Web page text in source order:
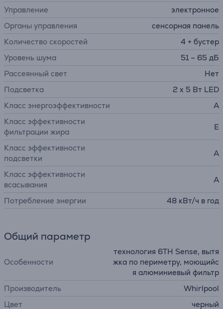
Управление
электронное
Органы управления
сенсорная панель
Количество скоростей
4 + бустер
Уровень шума
51 – 65 дБ
Рассеянный свет
Нет
Подсветка
2 x 5 Вт LED
Класс энергоэффективности
A
Класс эффективности
фильтрации жира
E
Класс эффективности
подсветки
A
Класс эффективности
всасывания
A
Потребление энергии 48 кВт/ч в год
Общий параметр
Особенности
технология 6TH Sense, вытя
жка по периметру, моющийс
я алюминиевый фильтр
Производитель
Whirlpool
Цвет
черный